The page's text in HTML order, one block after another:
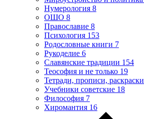
Нумерология 8
ОШО 8
Православие 8
Психология 153
Родословные книги 7
Рукоделие 6
Славянские традиции 154
Теософия и не только 19
Тетради, прописи, раскраски
Учебники советские 18
Философия 7
Хиромантия 16